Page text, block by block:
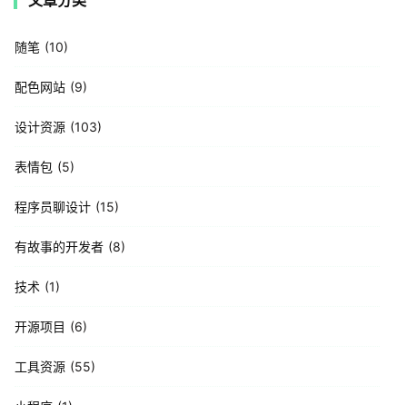
随笔 10
配色网站 9
设计资源 103
表情包 5
程序员聊设计 15
有故事的开发者 8
技术 1
开源项目 6
工具资源 55